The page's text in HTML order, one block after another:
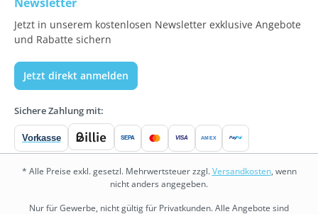
Jetzt in unserem kostenlosen Newsletter exklusive Angebote
und Rabatte sichern
Jetzt direkt anmelden
Sichere Zahlung mit:
Vorkasse SEPA VISA AMEX PayPal
* Alle Preise exkl. gesetzl. Mehrwertsteuer zzgl.Versandkosten, wenn
nicht anders angegeben.
Nur für Gewerbe, nicht gültig für Privatkunden. Alle Angebote sind